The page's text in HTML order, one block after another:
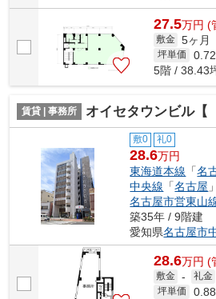
27.5万円 (
敷金 5ヶ月
坪単価 0.72
5階 / 38.43
賃貸 | 事務所 オイセタウンビル【 オ
敷0 礼0
28.6万円
東海道本線 「名
中央線 「名古屋
名古屋市営東山
築35年 / 9階建
愛知県名古屋市
28.6万円 (
敷金 - 礼金
坪単価 0.88